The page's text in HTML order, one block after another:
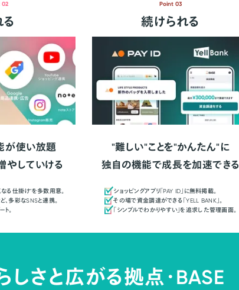
02
が使い放題
やしていける
る仕掛け"を多数用意。
多彩なSNSと連携。
。
Point 03
続けられる
"難しい"ことを"かんたん"に
独自の機能で成長を加速できる
ショッピングアプリ「PAY ID」に無料掲載。
その場で資金調達ができる「YELL BANK」。
「シンプルでわかりやすい」を追求した管理画面。
しさと広がる拠点・BASE